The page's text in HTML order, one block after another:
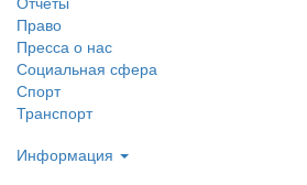
Право
Пресса о нас
Социальная сфера
Спорт
Транспорт
Информация